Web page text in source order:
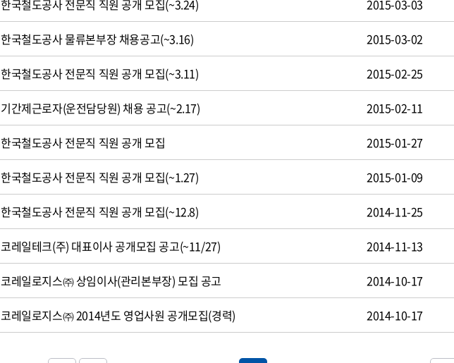
한국철도공사 전문직 직원 공개 모집(~3.24) 2015-03-03
한국철도공사 물류본부장 채용공고(~3.16) 2015-03-02
한국철도공사 전문직 직원 공개 모집(~3.11) 2015-02-25
기간제근로자(운전담당원) 채용 공고(~2.17) 2015-02-11
한국철도공사 전문직 직원 공개 모집 2015-01-27
한국철도공사 전문직 직원 공개 모집(~1.27) 2015-01-09
한국철도공사 전문직 직원 공개 모집(~12.8) 2014-11-25
코레일테크(주) 대표이사 공개모집 공고(~11/27) 2014-11-13
코레일로지스㈜ 상임이사(관리본부장) 모집 공고 2014-10-17
코레일로지스㈜ 2014년도 영업사원 공개모집(경력) 2014-10-17